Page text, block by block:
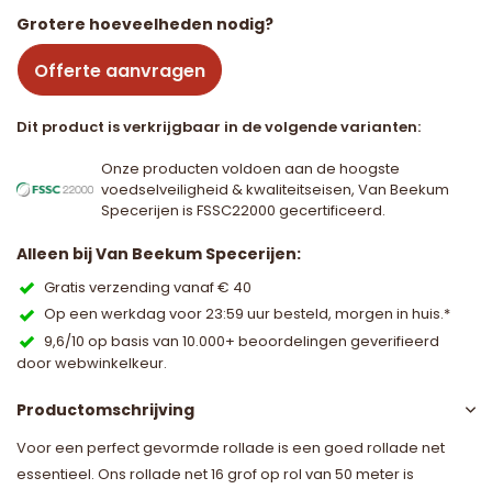
Grotere hoeveelheden nodig?
Offerte aanvragen
Dit product is verkrijgbaar in de volgende varianten:
Onze producten voldoen aan de hoogste
voedselveiligheid & kwaliteitseisen, Van Beekum
Specerijen is FSSC22000 gecertificeerd.
Alleen bij Van Beekum Specerijen:
Gratis verzending vanaf € 40
Op een werkdag voor 23:59 uur besteld, morgen in huis.*
9,6/10 op basis van 10.000+ beoordelingen geverifieerd
door webwinkelkeur.
Productomschrijving
Voor een perfect gevormde rollade is een goed rollade net
essentieel. Ons rollade net 16 grof op rol van 50 meter is